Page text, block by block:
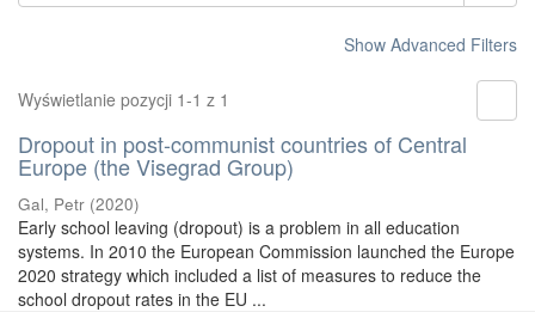
Show Advanced Filters
Wyświetlanie pozycji 1-1 z 1
Dropout in post-communist countries of Central
Europe (the Visegrad Group)
Gal, Petr (2020)
Early school leaving (dropout) is a problem in all education
systems. In 2010 the European Commission launched the Europe
2020 strategy which included a list of measures to reduce the
school dropout rates in the EU ...